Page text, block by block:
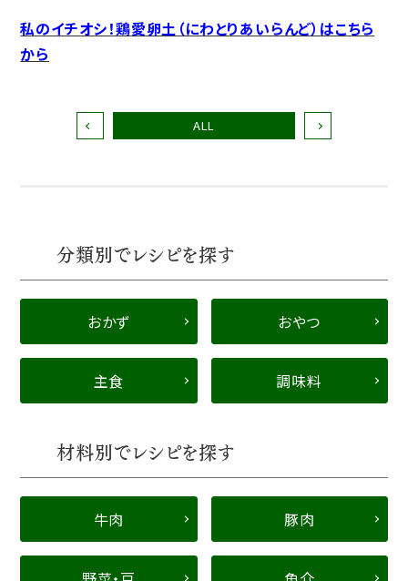
私のイチオシ！鶏愛卵土（にわとりあいらんど）はこちら
から
ALL
分類別でレシピを探す
おかず おやつ
主食 調味料
材料別でレシピを探す
牛肉 豚肉